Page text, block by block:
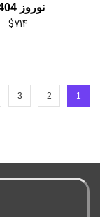
نوروز 1404
$714
1
2
3